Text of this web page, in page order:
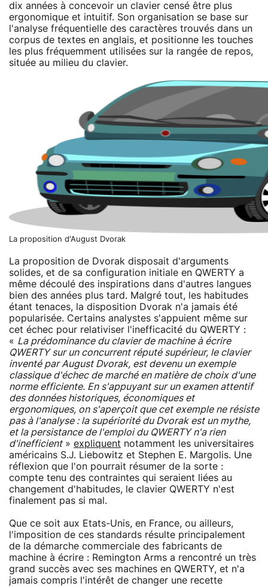
dix années à concevoir un clavier censé être plus
ergonomique et intuitif. Son organisation se base sur
l'analyse fréquentielle des caractères trouvés dans un
corpus de textes en anglais, et positionne les touches
les plus fréquemment utilisées sur la rangée de repos,
située au milieu du clavier.
La proposition d'August Dvorak
La proposition de Dvorak disposait d'arguments
solides, et de sa configuration initiale en QWERTY a
même découlé des inspirations dans d'autres langues
bien des années plus tard. Malgré tout, les habitudes
étant tenaces, la disposition Dvorak n'a jamais été
popularisée. Certains analystes s'appuient même sur
cet échec pour relativiser l'inefficacité du QWERTY :
« La prédominance du clavier de machine à écrire
QWERTY sur un concurrent réputé supérieur, le clavier
inventé par August Dvorak, est devenu un exemple
classique d'échec de marché en matière de choix d'une
norme efficiente. En s'appuyant sur un examen attentif
des données historiques, économiques et
ergonomiques, on s'aperçoit que cet exemple ne résiste
pas à l'analyse : la supériorité du Dvorak est un mythe,
et la persistance de l'emploi du QWERTY n'a rien
d'inefficient» expliquent notamment les universitaires
américains S.J. Liebowitz et Stephen E. Margolis. Une
réflexion que l'on pourrait résumer de la sorte :
compte tenu des contraintes qui seraient liées au
changement d'habitudes, le clavier QWERTY n'est
finalement pas si mal.
Que ce soit aux Etats-Unis, en France, ou ailleurs,
l'imposition de ces standards résulte principalement
de la démarche commerciale des fabricants de
machine à écrire : Remington Arms a rencontré un très
grand succès avec ses machines en QWERTY, et n'a
jamais compris l'intérêt de changer une recette